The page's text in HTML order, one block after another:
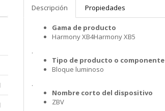
Descripción Propiedades
Gama de producto
Harmony XB4Harmony XB5
.
Tipo de producto o componente
Bloque luminoso
.
Nombre corto del dispositivo
ZBV